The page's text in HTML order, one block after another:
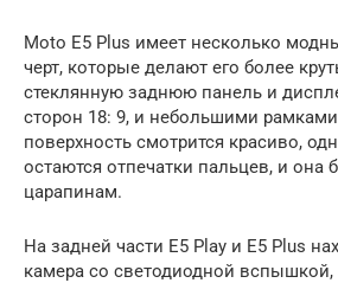
Moto E5 Plus имеет несколько
черт, которые делают его более
стеклянную заднюю панель и
сторон 18: 9, и небольшими
поверхность смотрится красиво,
остаются отпечатки пальцев, и она
царапинам.
На задней части E5 Play и E5 Plus
камера со светодиодной вспышкой,